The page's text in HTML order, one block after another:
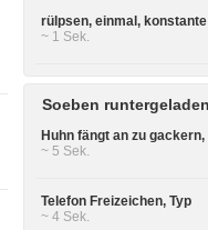
rülpsen, einmal, konstante
~ 1 Sek.
Soeben
Huhn fängt an zu gackern,
~ 5 Sek.
Telefon Freizeichen, Typ
~ 4 Sek.